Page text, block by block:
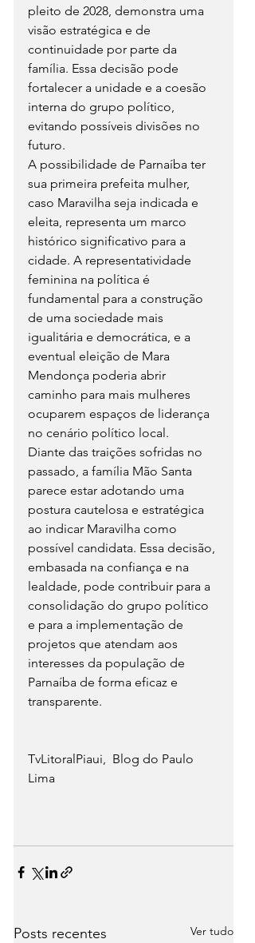
pleito de 2028, demonstra uma
visão estratégica e de
continuidade por parte da
família. Essa decisão pode
fortalecer a unidade e a coesão
interna do grupo político,
evitando possíveis divisões no
futuro.
A possibilidade de Parnaíba ter
sua primeira prefeita mulher,
caso Maravilha seja indicada e
eleita, representa um marco
histórico significativo para a
cidade. A representatividade
feminina na política é
fundamental para a construção
de uma sociedade mais
igualitária e democrática, e a
eventual eleição de Mara
Mendonça poderia abrir
caminho para mais mulheres
ocuparem espaços de liderança
no cenário político local.
Diante das traições sofridas no
passado, a família Mão Santa
parece estar adotando uma
postura cautelosa e estratégica
ao indicar Maravilha como
possível candidata. Essa decisão,
embasada na confiança e na
lealdade, pode contribuir para a
consolidação do grupo político
e para a implementação de
projetos que atendam aos
interesses da população de
Parnaíba de forma eficaz e
transparente.
TvLitoralPiaui,  Blog do Paulo
Lima
Posts recentes Ver tudo